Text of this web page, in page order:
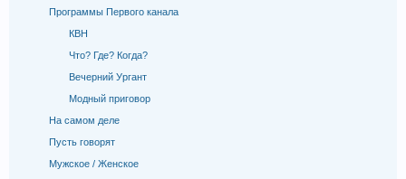
Программы Первого канала
КВН
Что? Где? Когда?
Вечерний Ургант
Модный приговор
На самом деле
Пусть говорят
Мужское / Женское